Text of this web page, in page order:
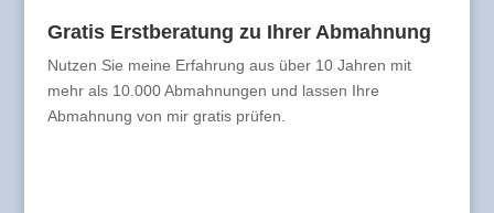
Gratis Erstberatung zu Ihrer Abmahnung
Nutzen Sie meine Erfahrung aus über 10 Jahren mit
mehr als 10.000 Abmahnungen und lassen Ihre
Abmahnung von mir gratis prüfen.